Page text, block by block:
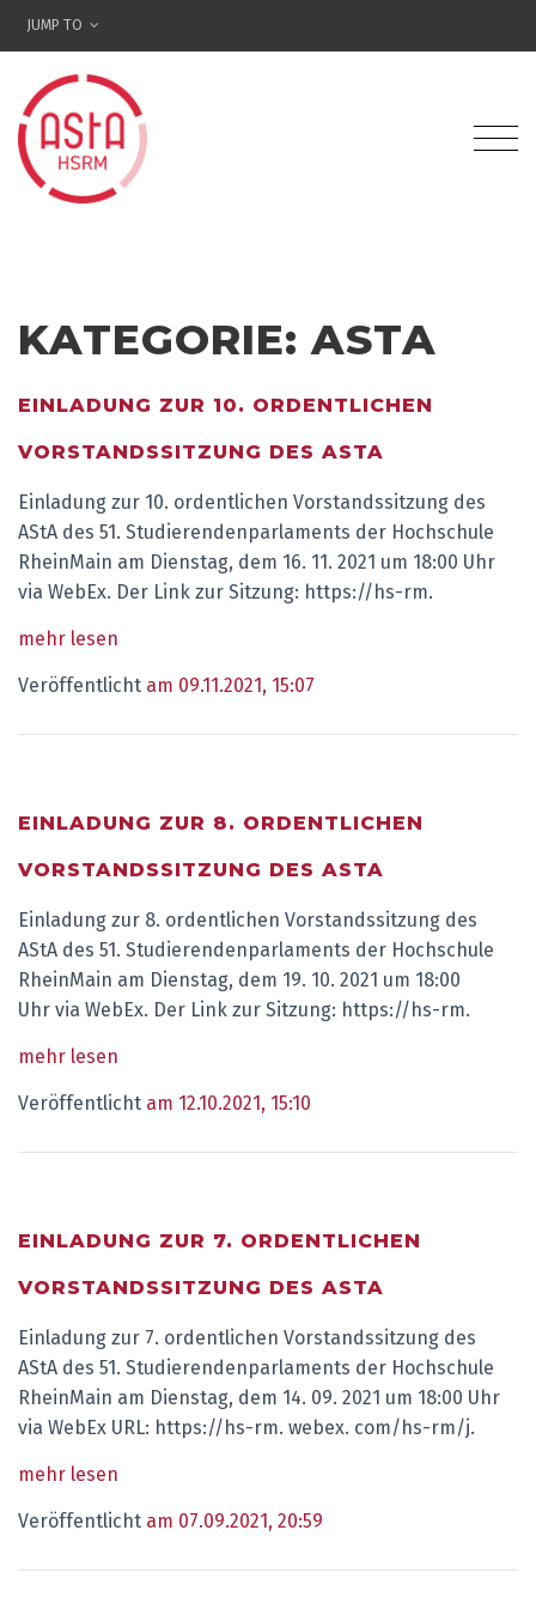
JUMP TO
KATEGORIE: ASTA
EINLADUNG ZUR 10. ORDENTLICHEN
VORSTANDSSITZUNG DES ASTA
Einladung zur 10. ordentlichen Vorstandssitzung des
AStA des 51. Studierendenparlaments der Hochschule
RheinMain am Dienstag, dem 16. 11. 2021 um 18:00 Uhr
via WebEx. Der Link zur Sitzung: https://hs-rm.
mehr lesen
Veröffentlicht am 09.11.2021, 15:07
EINLADUNG ZUR 8. ORDENTLICHEN
VORSTANDSSITZUNG DES ASTA
Einladung zur 8. ordentlichen Vorstandssitzung des
AStA des 51. Studierendenparlaments der Hochschule
RheinMain am Dienstag, dem 19. 10. 2021 um 18:00
Uhr via WebEx. Der Link zur Sitzung: https://hs-rm.
mehr lesen
Veröffentlicht am 12.10.2021, 15:10
EINLADUNG ZUR 7. ORDENTLICHEN
VORSTANDSSITZUNG DES ASTA
Einladung zur 7. ordentlichen Vorstandssitzung des
AStA des 51. Studierendenparlaments der Hochschule
RheinMain am Dienstag, dem 14. 09. 2021 um 18:00 Uhr
via WebEx URL: https://hs-rm. webex. com/hs-rm/j.
mehr lesen
Veröffentlicht am 07.09.2021, 20:59